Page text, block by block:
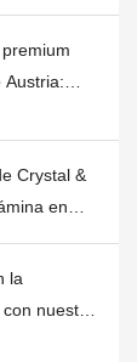
Austria:
Crystal &
en
la
nuestra